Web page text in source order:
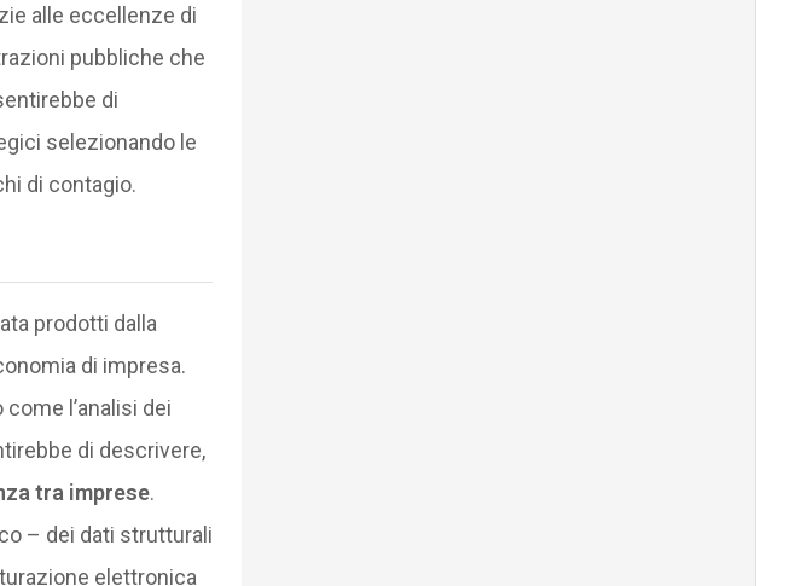
alle eccellenze di
pubbliche che
di
selezionando le
di contagio.
prodotti dalla
di impresa.
l’analisi dei
di descrivere,
tra imprese.
– dei dati strutturali
elettronica